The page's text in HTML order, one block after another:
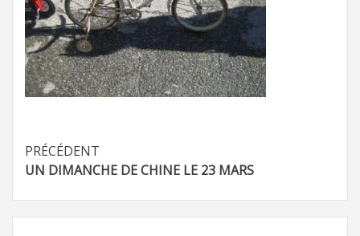
Navigation
d’article
PRÉCÉDENT
UN DIMANCHE DE CHINE LE 23 MARS